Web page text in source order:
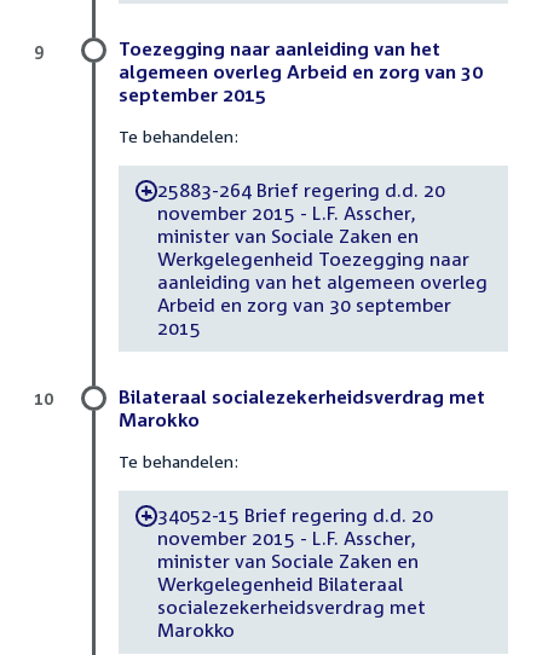
Toezegging naar aanleiding van het
algemeen overleg Arbeid en zorg van 30
september 2015
Te behandelen:
-25883-264 Brief regering d.d. 20
november 2015 - L.F. Asscher,
minister van Sociale Zaken en
Werkgelegenheid Toezegging naar
aanleiding van het algemeen overleg
Arbeid en zorg van 30 september
2015
9
Bilateraal socialezekerheidsverdrag met
Marokko
Te behandelen:
-34052-15 Brief regering d.d. 20
november 2015 - L.F. Asscher,
minister van Sociale Zaken en
Werkgelegenheid Bilateraal
socialezekerheidsverdrag met
Marokko
10